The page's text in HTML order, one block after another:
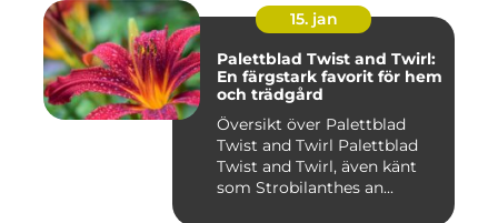
15. jan
Palettblad Twist and Twirl:
En färgstark favorit för hem
och trädgård
Översikt över Palettblad
Twist and Twirl Palettblad
Twist and Twirl, även känt
som Strobilanthes an...